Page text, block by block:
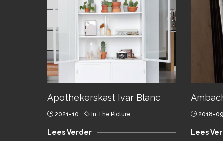
Apothekerskast Ivar Blanc
2021-10 In The Picture
Lees Verder
2018-09
Lees